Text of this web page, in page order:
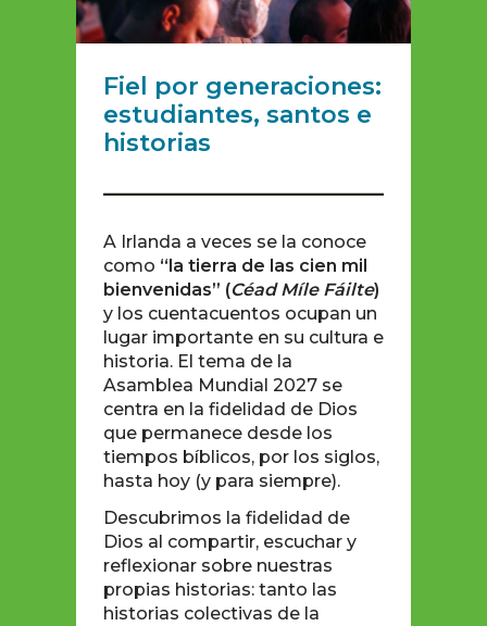
Fiel por generaciones:
estudiantes, santos e
historias
A Irlanda a veces se la conoce
como “la tierra de las cien mil
bienvenidas” (Céad Míle Fáilte)
y los cuentacuentos ocupan un
lugar importante en su cultura e
historia. El tema de la
Asamblea Mundial 2027 se
centra en la fidelidad de Dios
que permanece desde los
tiempos bíblicos, por los siglos,
hasta hoy (y para siempre).
Descubrimos la fidelidad de
Dios al compartir, escuchar y
reflexionar sobre nuestras
propias historias: tanto las
historias colectivas de la